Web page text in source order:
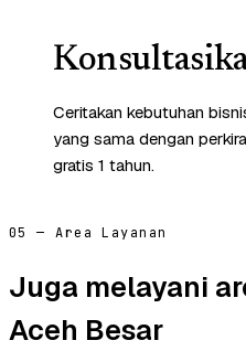
Ceritakan kebutuhan
yang sama dengan
gratis 1 tahun.
05 — Area Layanan
Juga melayani
Aceh Besar